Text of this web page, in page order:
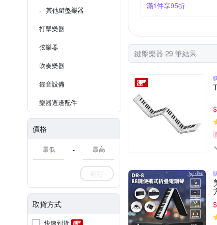
其他鍵盤樂器
打擊樂器
弦樂器
吹奏樂器
錄音設備
樂器週邊配件
價格
-
確定
取貨方式
快速到貨
滿1件享85折
鍵盤樂器 29 筆結果
$
$